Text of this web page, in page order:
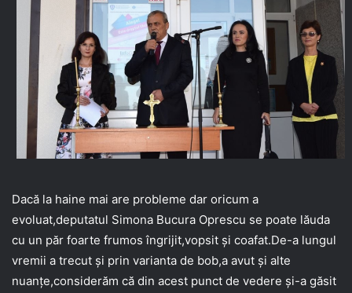
Dacă la haine mai are probleme dar oricum a
evoluat,deputatul Simona Bucura Oprescu se poate lăuda
cu un păr foarte frumos îngrijit,vopsit și coafat.De-a lungul
vremii a trecut și prin varianta de bob,a avut și alte
nuanțe,considerăm că din acest punct de vedere și-a găsit